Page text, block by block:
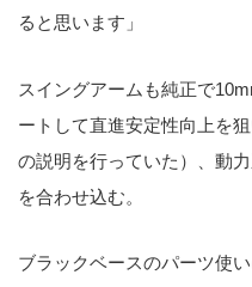
ると思います」
スイングアームも純正で
ートして直進安定性向上を
の説明を行っていた）、動
を合わせ込む。
ブラックベースのパーツ使